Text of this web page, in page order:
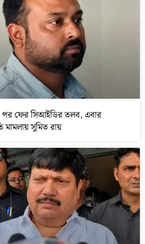
পর ফের সিআইডির তলব, এবার
মামলায় সুমিত রায়